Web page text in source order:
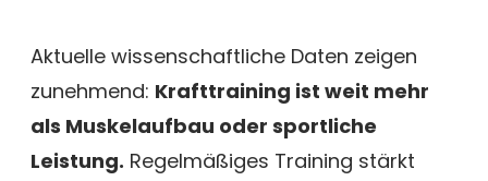
Aktuelle wissenschaftliche Daten zeigen
zunehmend: Krafttraining ist weit mehr
als Muskelaufbau oder sportliche
Leistung. Regelmäßiges Training stärkt